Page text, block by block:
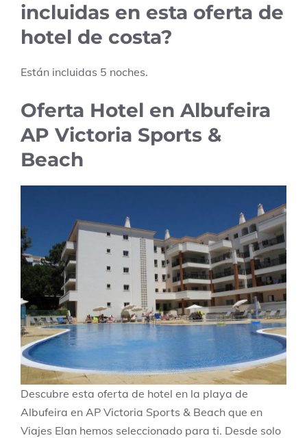
incluidas en esta oferta de
hotel de costa?
Están incluidas 5 noches.
Oferta Hotel en Albufeira
AP Victoria Sports &
Beach
Descubre esta oferta de hotel en la playa de
Albufeira en AP Victoria Sports & Beach que en
Viajes Elan hemos seleccionado para ti. Desde solo